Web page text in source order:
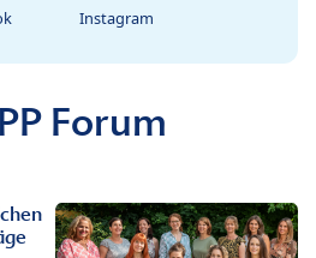
Instagram
Forum